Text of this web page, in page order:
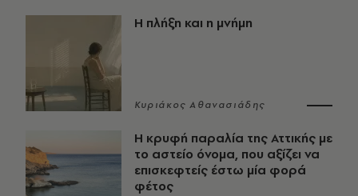
Η πλήξη και η μνήμη
Κυριάκος Αθανασιάδης
Η κρυφή παραλία της Αττικής με
το αστείο όνομα, που αξίζει να
επισκεφτείς έστω μία φορά
φέτος